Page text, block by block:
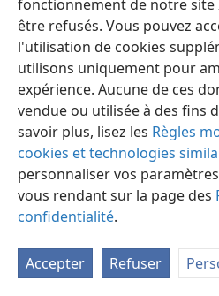
fonctionnement de notre
être refusés. Vous pouvez
l'utilisation de cookies
utilisons uniquement pour
expérience. Aucune de ces
vendue ou utilisée à des fins
savoir plus, lisez les Règles
cookies et technologies
personnaliser vos
vous rendant sur la page des
confidentialité.
Accepter Refuser
Copyright© 2026 Watch Tower Bible
Conditions d’utilisation
Paramètres de confidentialité